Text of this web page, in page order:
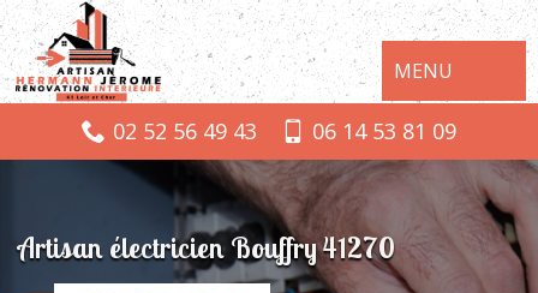
MENU
02 52 56 49 43 06 14 53 81 09
Artisan électricien Bouffry 41270